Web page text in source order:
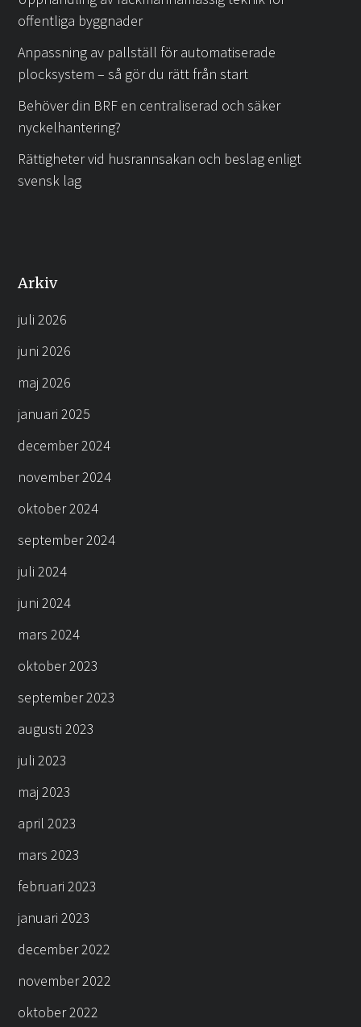
offentliga byggnader
Anpassning av pallställ för automatiserade
plocksystem – så gör du rätt från start
Behöver din BRF en centraliserad och säker
nyckelhantering?
Rättigheter vid husrannsakan och beslag enligt
svensk lag
Arkiv
juli 2026
juni 2026
maj 2026
januari 2025
december 2024
november 2024
oktober 2024
september 2024
juli 2024
juni 2024
mars 2024
oktober 2023
september 2023
augusti 2023
juli 2023
maj 2023
april 2023
mars 2023
februari 2023
januari 2023
december 2022
november 2022
oktober 2022